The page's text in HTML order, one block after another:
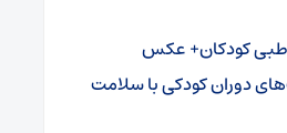
طبی کودکان+ عکس
دوران کودکی با سلامت